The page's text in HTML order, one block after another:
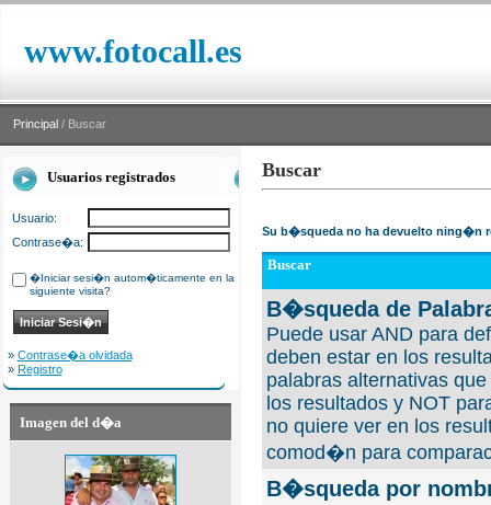
www.fotocall.es
Principal / Buscar
Usuarios registrados
Usuario:
Contrase�a:
�Iniciar sesi�n autom�ticamente en la
siguiente visita?
» Contrase�a olvidada
» Registro
Imagen del d�a
Buscar
Su b�squeda no ha devuelto ning�n
Buscar
B�squeda de
Puede usar AND para
deben estar en los
palabras alternativas
los resultados y NOT
no quiere ver en los
comod�n para
B�squeda por